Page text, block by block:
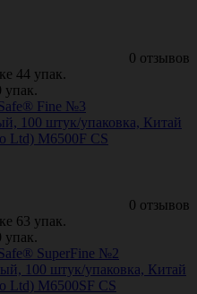
0 отзывов
44 упак.
упак.
Fine №3
100 штук/упаковка, Китай
Ltd) M6500F CS
0 отзывов
63 упак.
упак.
SuperFine №2
100 штук/упаковка, Китай
Ltd) M6500SF CS